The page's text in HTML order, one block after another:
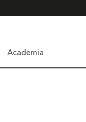
Academia